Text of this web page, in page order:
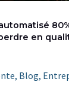
en
, Blog,